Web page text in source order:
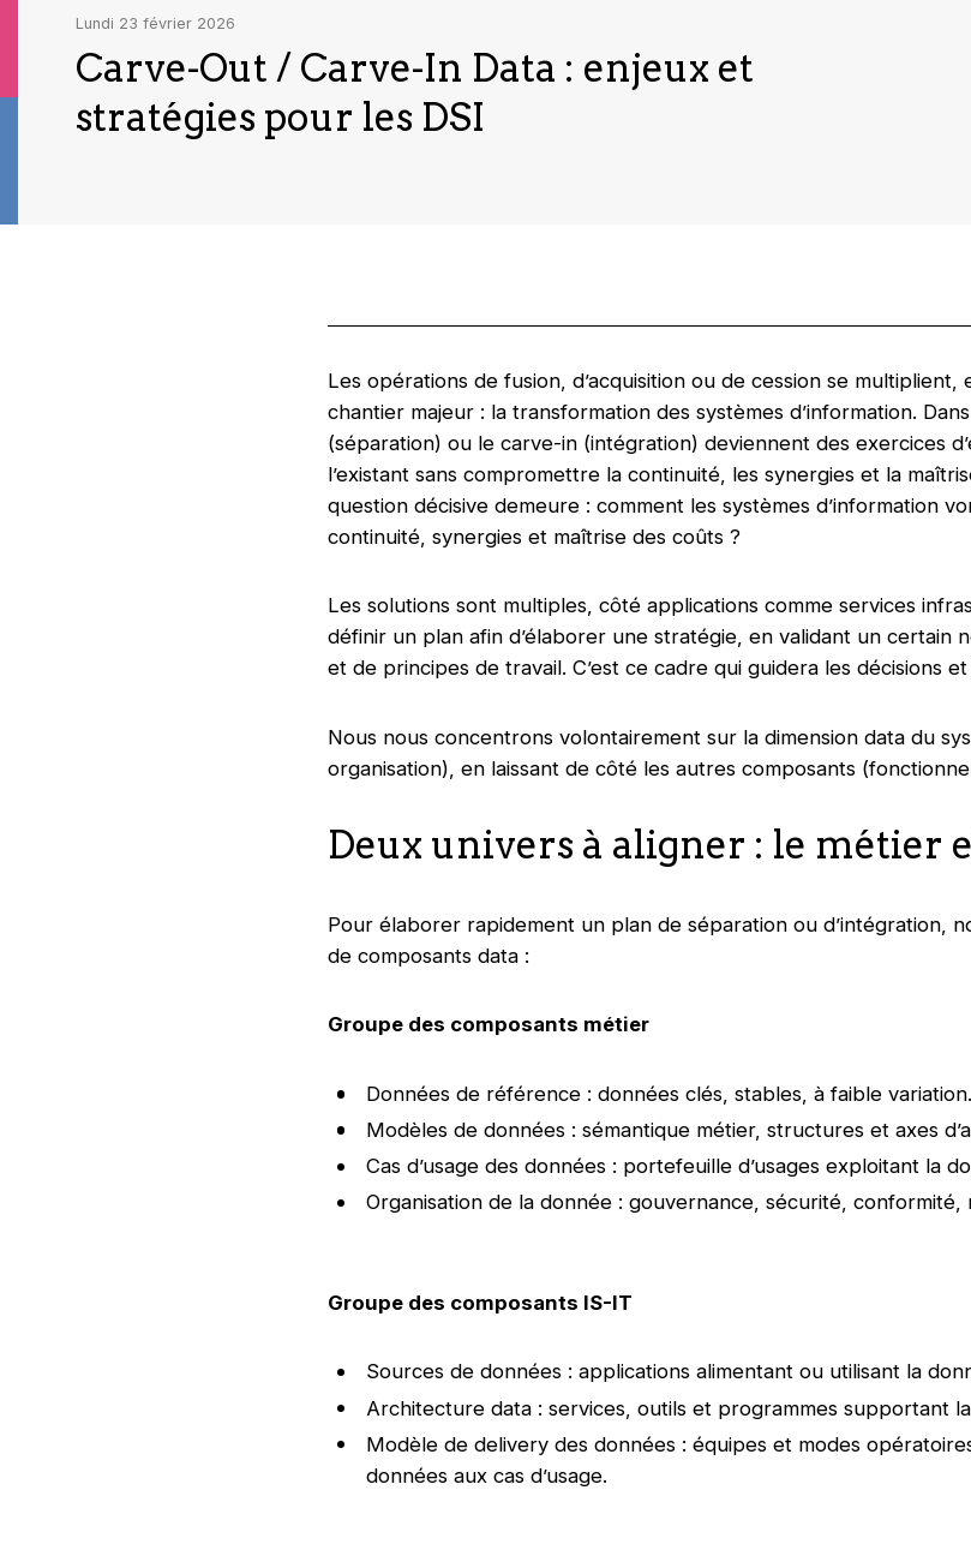
lundi 23 février 2026
Carve-Out / Carve-In Data : enjeux et
stratégies pour les DSI
Les opérations de fusion, d’acquisition ou de cession se
chantier majeur : la transformation des systèmes d’information.
(séparation) ou le carve-in (intégration) deviennent des exercices
l’existant sans compromettre la continuité, les synergies et la
question décisive demeure : comment les systèmes d’information
continuité, synergies et maîtrise des coûts ?
Les solutions sont multiples, côté applications comme services
définir un plan afin d’élaborer une stratégie, en validant un certain
et de principes de travail. C’est ce cadre qui guidera les décisions
Nous nous concentrons volontairement sur la dimension data du
organisation), en laissant de côté les autres composants
Deux univers à aligner : le métier
Pour élaborer rapidement un plan de séparation ou d’intégration,
de composants data :
Groupe des composants métier
Données de référence : données clés, stables, à faible variation.
Modèles de données : sémantique métier, structures et axes
Cas d’usage des données : portefeuille d’usages exploitant la
Organisation de la donnée : gouvernance, sécurité, conformité,
Groupe des composants IS-IT
Sources de données : applications alimentant ou utilisant la
Architecture data : services, outils et programmes supportant
Modèle de delivery des données : équipes et modes
données aux cas d’usage.